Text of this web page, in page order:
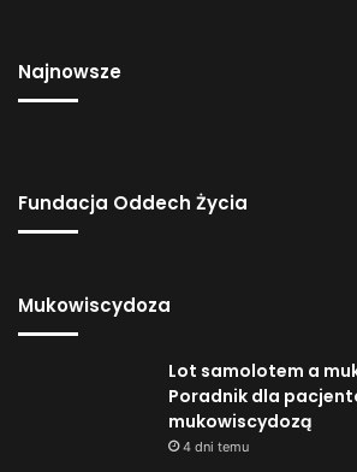
Najnowsze
Fundacja Oddech Życia
Mukowiscydoza
Lot samolotem a
Poradnik dla
mukowiscydozą
4 dni temu